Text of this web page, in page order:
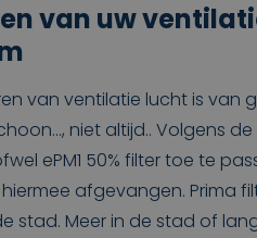
van uw
van ventilatie lucht is van
niet altijd.. Volgens
ePM1 50% filter toe te
afgevangen. Prima
stad. Meer in de stad of